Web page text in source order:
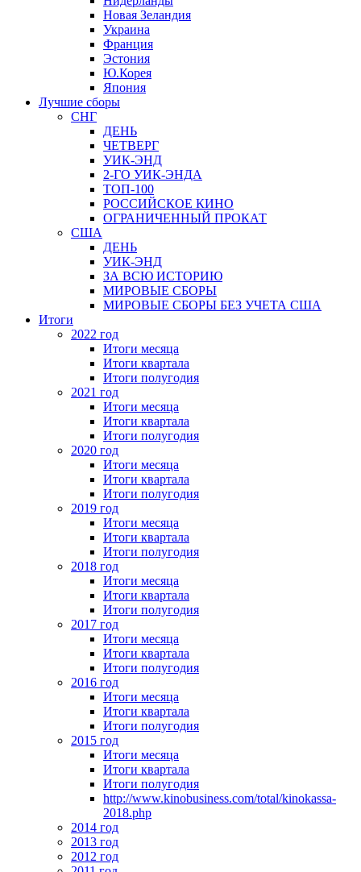
Новая Зеландия
Украина
Франция
Эстония
Ю.Корея
Япония
Лучшие сборы
СНГ
ДЕНЬ
ЧЕТВЕРГ
УИК-ЭНД
2-ГО УИК-ЭНДА
ТОП-100
РОССИЙСКОЕ КИНО
ОГРАНИЧЕННЫЙ ПРОКАТ
США
ДЕНЬ
УИК-ЭНД
ЗА ВСЮ ИСТОРИЮ
МИРОВЫЕ СБОРЫ
МИРОВЫЕ СБОРЫ БЕЗ УЧЕТА США
Итоги
2022 год
Итоги месяца
Итоги квартала
Итоги полугодия
2021 год
Итоги месяца
Итоги квартала
Итоги полугодия
2020 год
Итоги месяца
Итоги квартала
Итоги полугодия
2019 год
Итоги месяца
Итоги квартала
Итоги полугодия
2018 год
Итоги месяца
Итоги квартала
Итоги полугодия
2017 год
Итоги месяца
Итоги квартала
Итоги полугодия
2016 год
Итоги месяца
Итоги квартала
Итоги полугодия
2015 год
Итоги месяца
Итоги квартала
Итоги полугодия
http://www.kinobusiness.com/total/kinokassa-
2018.php
2014 год
2013 год
2012 год